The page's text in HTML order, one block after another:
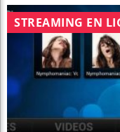
STREAMING EN